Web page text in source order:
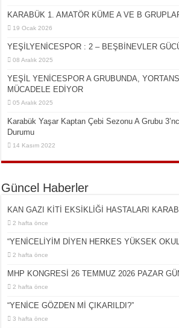
KARABÜK 1. AMATÖR KÜME A VE B
19 Ocak 2026
YEŞİLYENİCESPOR : 2 – BEŞBİNEVLER
08 Aralık 2025
YEŞİL YENİCESPOR A GRUBUNDA,
MÜCADELE EDİYOR
05 Aralık 2025
Karabük Yaşar Kaptan Çebi Sezonu A Grubu
Durumu
14 Kasım 2022
Güncel Haberler
KAN GAZI KİTİ EKSİKLİĞİ HASTALARI
2 hafta önce
“YENİCELİYİM DİYEN HERKES YÜKSEK
2 hafta önce
MHP KONGRESİ 26 TEMMUZ 2026 PAZAR
2 hafta önce
“YENİCE GÖZDEN Mİ ÇIKARILDI?”
3 hafta önce